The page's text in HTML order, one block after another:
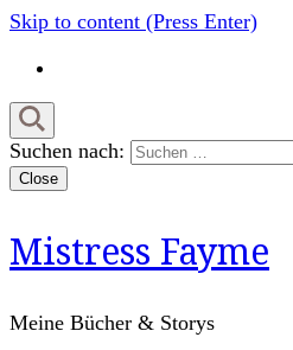
Skip to content (Press Enter)
Suchen nach:
Close
Mistress Fayme
Meine Bücher & Storys